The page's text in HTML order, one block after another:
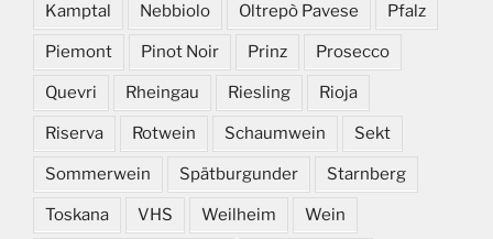
Kamptal Nebbiolo Oltrepò Pavese Pfalz
Piemont Pinot Noir Prinz Prosecco
Quevri Rheingau Riesling Rioja
Riserva Rotwein Schaumwein Sekt
Sommerwein Spätburgunder Starnberg
Toskana VHS Weilheim Wein